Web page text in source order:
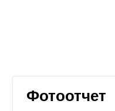
Фотоотчет